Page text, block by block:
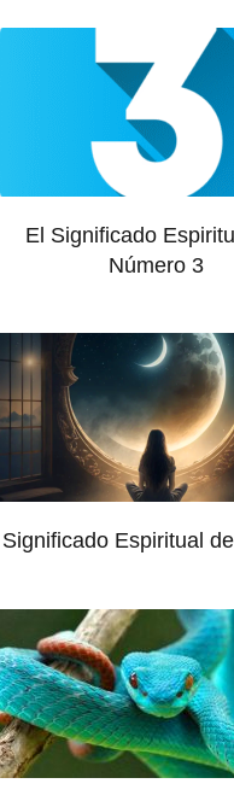
El Significado
Número 3
Significado Espiritual